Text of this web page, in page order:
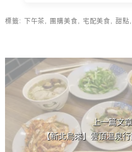
標籤: 下午茶, 團購美食, 宅配美食,甜點,
上 / 下一篇文章
上一篇文章
【新北烏來】雲頂溫泉